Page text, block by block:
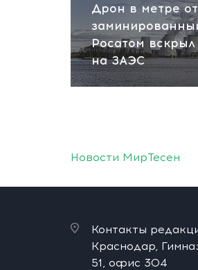
Дрон в метре
Росатом вскрыл
на ЗАЭС
Новости МирТесен
Контакты
Краснодар,
51, офис 304